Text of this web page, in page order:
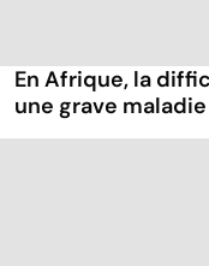
En Afrique, la
une grave